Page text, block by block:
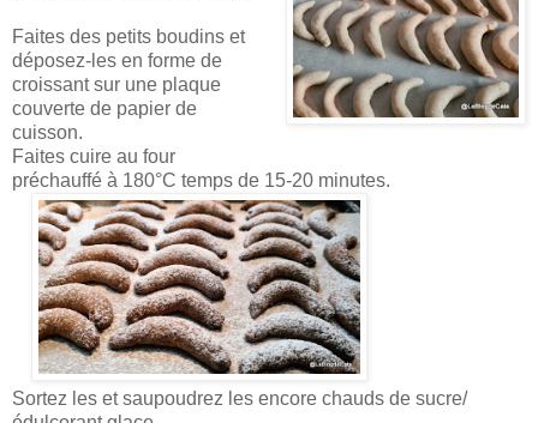
Faites des petits boudins et
déposez-les en forme de
croissant sur une plaque
couverte de papier de
cuisson.
Faites cuire au four
préchauffé à 180°C temps de 15-20 minutes.
Sortez les et saupoudrez les encore chauds de sucre/